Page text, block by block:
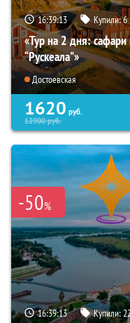
16:39:12 Купили:6
«Тур на 2 дня:
“Рускеала"»
Достоевская
1620 руб.
12900руб.
-50%
16:39:12 Купили: